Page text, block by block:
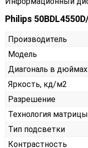
Philips
Производитель
Модель
Диагональ в дюймах
Яркость, кд/м2
Разрешение
Технология матрицы
Тип подсветки
Контрастность